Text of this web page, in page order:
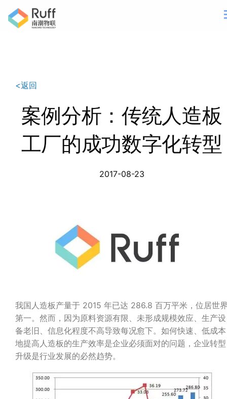
<返回
案例分析：传统人造板
工厂的成功数字化转型
2017-08-23
我国人造板产量于 2015 年已达 286.8 百万平米，位居世
第一。然而，因为原料资源有限、未形成规模效应、生产设
备老旧、信息化程度不高导致每况愈下。如何快速、低成本
地提高人造板的生产效率是企业必须面对的问题，企业转型
升级是行业发展的必然趋势。